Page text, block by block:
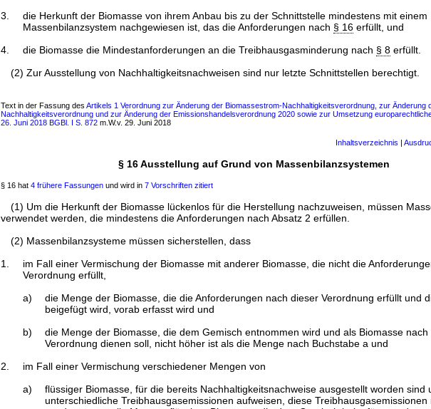
3.
die Herkunft der Biomasse von ihrem Anbau bis zu der Schnittstelle mindestens mit einem
Massenbilanzsystem nachgewiesen ist, das die Anforderungen nach § 16erfüllt, und
4.
die Biomasse die Mindestanforderungen an die Treibhausgasminderung nach § 8erfüllt.
(2) Zur Ausstellung von Nachhaltigkeitsnachweisen sind nur letzte Schnittstellen berechtigt.
Text in der Fassung des Artikels 1 Verordnung zur Änderung der Biomassestrom-Nachhaltigkeitsverordnung, zur Änderung
Nachhaltigkeitsverordnung und zur Änderung der Emissionshandelsverordnung 2020 sowie zur Umsetzung
26. Juni 2018 BGBl. I S. 872 m.W.v. 29. Juni 2018
Inhaltsverzeichnis |
§ 16 Ausstellung auf Grund von Massenbilanzsystemen
§ 16 hat 4 frühere Fassungen und wird in 7 Vorschriften zitiert
(1) Um die Herkunft der Biomasse lückenlos für die Herstellung nachzuweisen, müssen
verwendet werden, die mindestens die Anforderungen nach Absatz 2 erfüllen.
(2) Massenbilanzsysteme müssen sicherstellen, dass
1.
im Fall einer Vermischung der Biomasse mit anderer Biomasse, die nicht die
Verordnung erfüllt,
a)
die Menge der Biomasse, die die Anforderungen nach dieser Verordnung erfüllt und
beigefügt wird, vorab erfasst wird und
b)
die Menge der Biomasse, die dem Gemisch entnommen wird und als Biomasse nach
Verordnung dienen soll, nicht höher ist als die Menge nach Buchstabe a und
2.
im Fall einer Vermischung verschiedener Mengen von
a)
flüssiger Biomasse, für die bereits Nachhaltigkeitsnachweise ausgestellt worden sind
unterschiedliche Treibhausgasemissionen aufweisen, diese Treibhausgasemissionen